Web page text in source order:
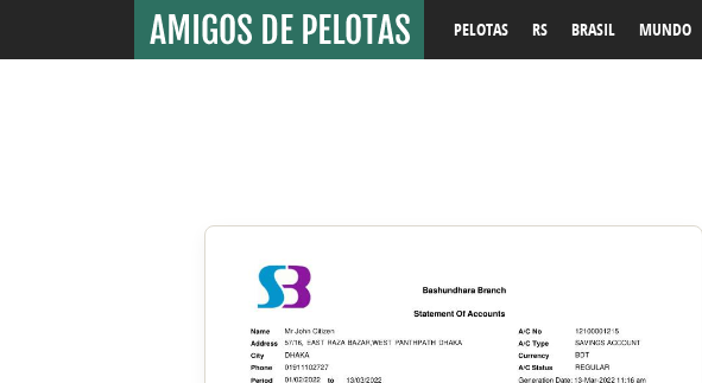
PELOTAS RS BRASIL MUNDO